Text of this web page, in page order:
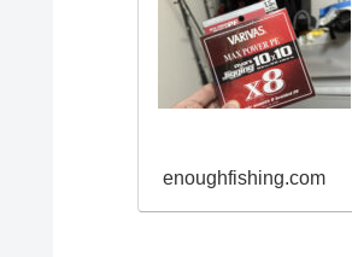
enoughfishing.com